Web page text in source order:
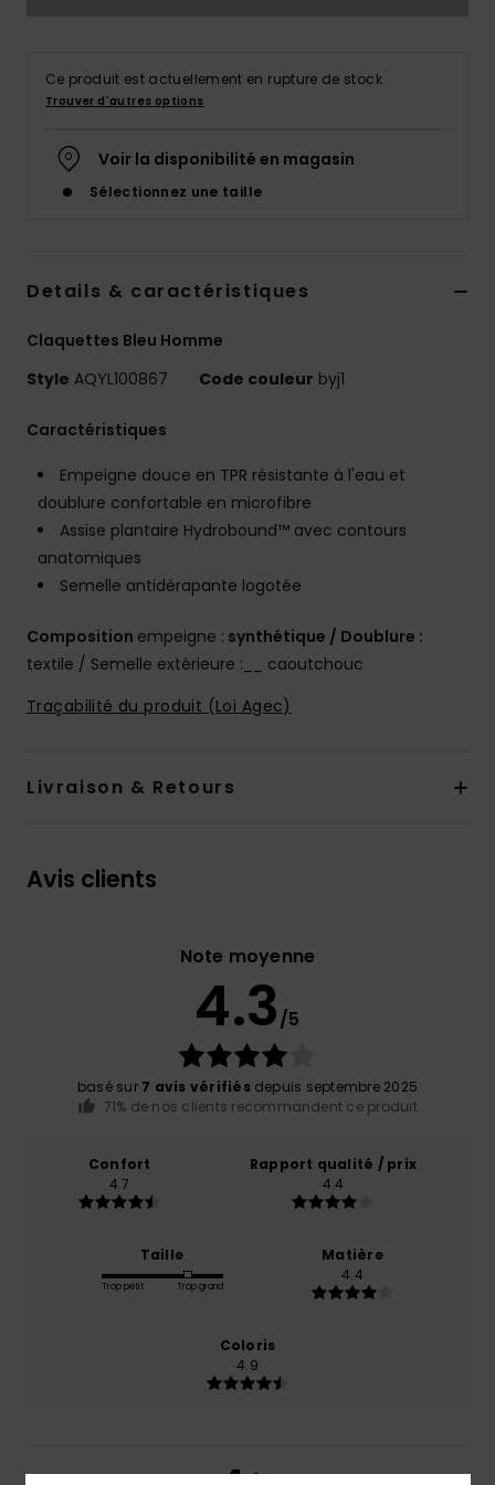
Ce produit est actuellement en rupture de stock.
Trouver d'autres options
Voir la disponibilité en magasin
Sélectionnez une taille
Details & caractéristiques
Claquettes Bleu Homme
Style AQYL100867 Code couleur byj1
Caractéristiques
Empeigne douce en TPR résistante à l'eau et
doublure confortable en microfibre
Assise plantaire Hydrobound™ avec contours
anatomiques
Semelle antidérapante logotée
Composition empeigne : synthétique / Doublure :
textile / Semelle extérieure :__ caoutchouc
Traçabilité du produit (Loi Agec)
Livraison & Retours
Avis clients
Note moyenne
4.3/5
basé sur 7 avis vérifiésdepuis septembre 2025
71% de nos clients recommandent ce produit
Confort
4.7
Rapport qualité / prix
4.4
Taille
Trop petit Trop grand
Matière
4.4
Coloris
4.9